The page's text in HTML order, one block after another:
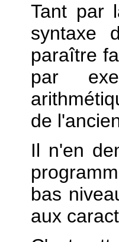
Tant par
syntaxe
paraître
par
de
Il n'en
bas
aux